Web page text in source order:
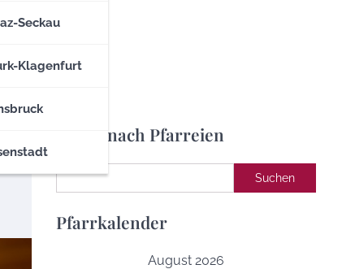
Seckau
Klagenfurt
Suche nach Pfarreien
Suchen Suchen
Pfarrkalender
August 2026